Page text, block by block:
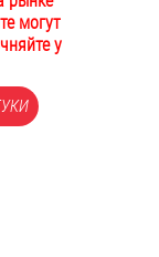
могут
у